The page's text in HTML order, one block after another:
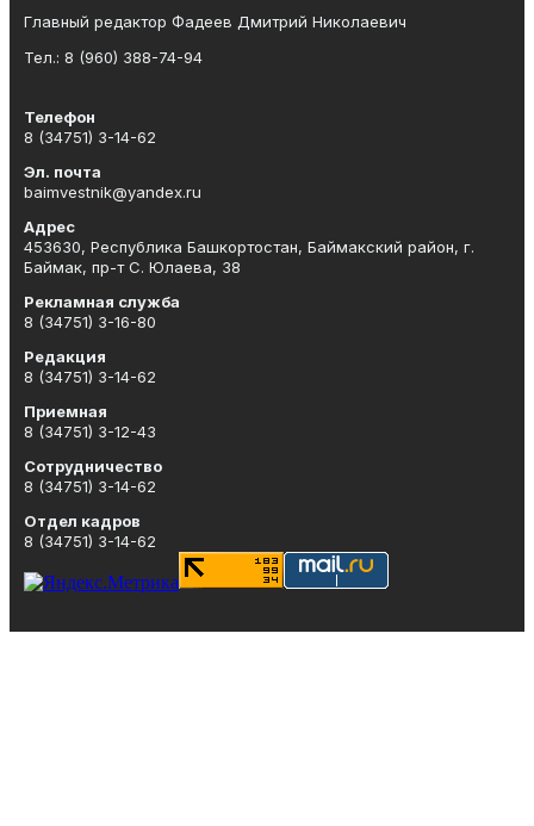
Главный редактор Фадеев Дмитрий Николаевич
Тел.: 8 (960) 388-74-94
Телефон
8 (34751) 3-14-62
Эл. почта
baimvestnik@yandex.ru
Адрес
453630, Республика Башкортостан, Баймакский район, г.
Баймак, пр-т С. Юлаева, 38
Рекламная служба
8 (34751) 3-16-80
Редакция
8 (34751) 3-14-62
Приемная
8 (34751) 3-12-43
Сотрудничество
8 (34751) 3-14-62
Отдел кадров
8 (34751) 3-14-62